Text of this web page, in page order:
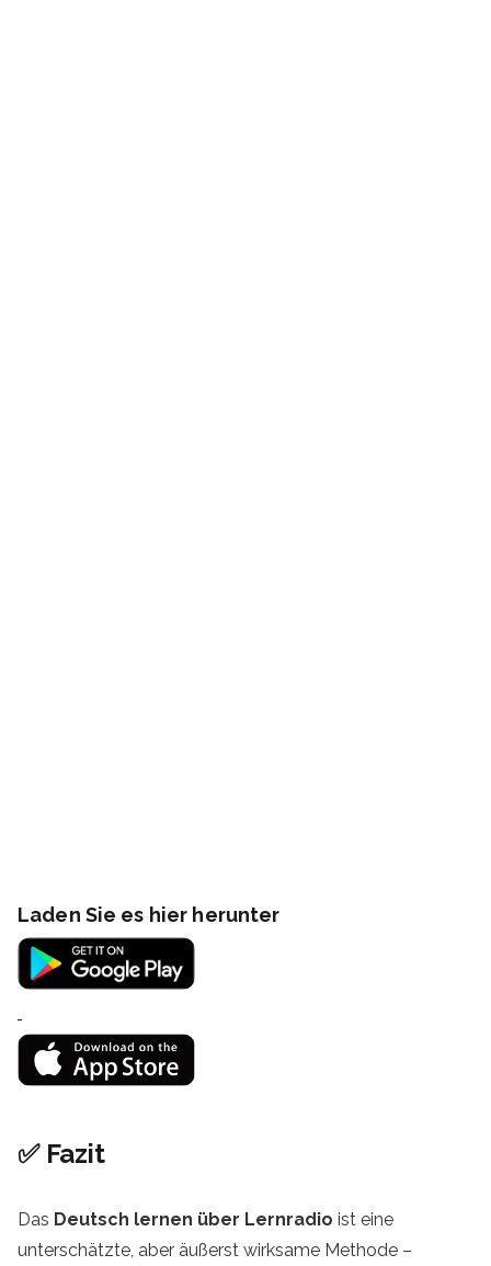
Laden Sie es hier herunter
✅ Fazit
Das Deutsch lernen über Lernradio ist eine
unterschätzte, aber äußerst wirksame Methode –